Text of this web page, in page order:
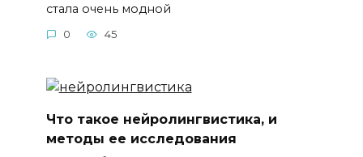
стала очень модной
0 45
Что такое нейролингвистика, и
методы ее исследования